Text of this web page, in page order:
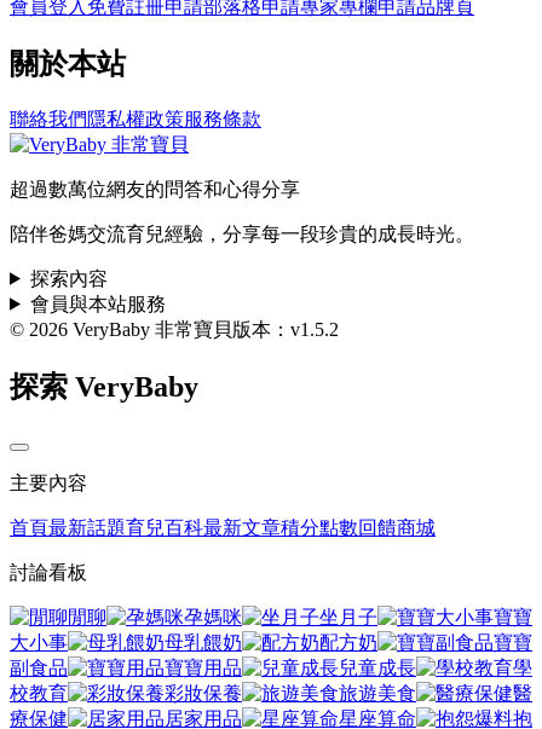
會員登入 免費註冊申請部落格申請專家專欄申請品牌頁
關於本站
聯絡我們 隱私權政策服務條款
超過數萬位網友的問答和心得分享
陪伴爸媽交流育兒經驗，分享每一段珍貴的成長時光。
探索內容
會員與本站服務
© 2026 VeryBaby 非常寶貝版本：v1.5.2
探索 VeryBaby
主要內容
首頁最新話題育兒百科最新文章積分點數回饋商城
討論看板
閒聊 孕媽咪 坐月子
寶寶
大小事
母乳餵奶 配方奶
寶寶
副食品
寶寶用品 兒童成長
學
校教育
彩妝保養 旅遊美食
醫
療保健
居家用品 星座算命 抱